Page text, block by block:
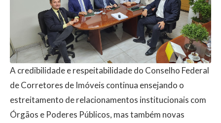
A credibilidade e respeitabilidade do Conselho Federal
de Corretores de Imóveis continua ensejando o
estreitamento de relacionamentos institucionais com
Órgãos e Poderes Públicos, mas também novas